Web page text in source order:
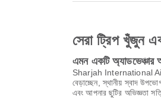
সেরা ট্রিপ খুঁজুন
এমন একটি অ্যাডভেঞ্চার
Sharjah International
বেড়াচ্ছেন, স্থানীয় স্বাদ
এবং আপনার ছুটির অভিজ্ঞতা